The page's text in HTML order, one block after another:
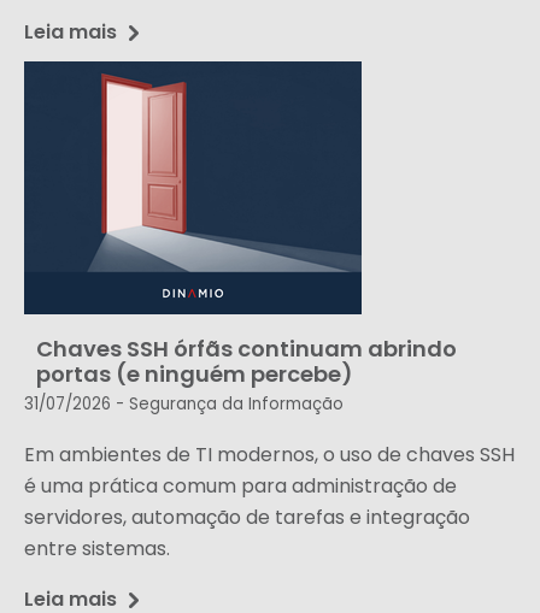
Leia mais
Chaves SSH órfãs continuam abrindo
portas (e ninguém percebe)
31/07/2026 - Segurança da Informação
Em ambientes de TI modernos, o uso de chaves SSH
é uma prática comum para administração de
servidores, automação de tarefas e integração
entre sistemas.
Leia mais